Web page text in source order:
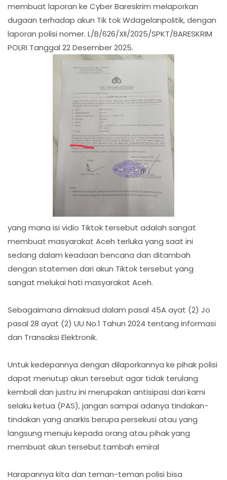
membuat laporan ke Cyber Bareskrim melaporkan
dugaan terhadap akun Tik tok Wdagelanpolitik, dengan
laporan polisi nomer. L/B/626/XII/2025/SPKT/BARESKRIM
POLRI Tanggal 22 Desember 2025.
yang mana isi vidio Tiktok tersebut adalah sangat
membuat masyarakat Aceh terluka yang saat ini
sedang dalam keadaan bencana dan ditambah
dengan statemen dari akun Tiktok tersebut yang
sangat melukai hati masyarakat Aceh.
Sebagaimana dimaksud dalam pasal 45A ayat (2) Jo
pasal 28 ayat (2) UU No.1 Tahun 2024 tentang informasi
dan Transaksi Elektronik.
Untuk kedepannya dengan dilaporkannya ke pihak polisi
dapat menutup akun tersebut agar tidak terulang
kembali dan justru ini merupakan antisipasi dari kami
selaku ketua (PAS), jangan sampai adanya tindakan-
tindakan yang anarkis berupa persekusi atau yang
langsung menuju kepada orang atau pihak yang
membuat akun tersebut.tambah emiral
Harapannya kita dan teman-teman polisi bisa